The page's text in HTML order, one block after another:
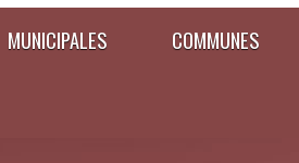
MUNICIPALES COMMUNES